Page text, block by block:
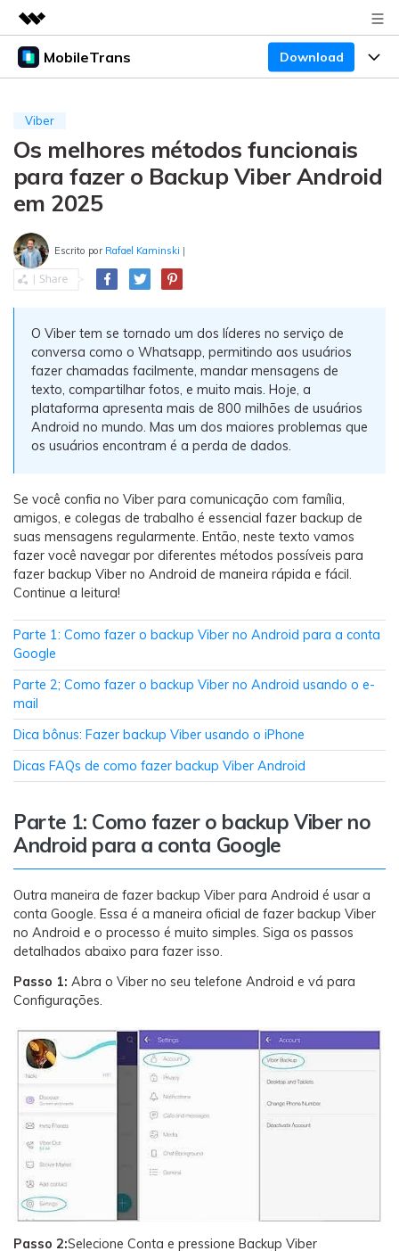
Produtos em destaque
Utilitários
Soluções
Sobre nós
Sala de imprensa
Loja
Suporte
MobileTrans Download
Desktop
Transferência do WhatsApp
Transferência de celular
de celular para outro, celular para computador e
vice-versa.
Backup e restauração
Fazer backup de até 18 tipos de dados e dados do
WhatsApp para o computador. E restaurar
Recuperar visulização única de WhatsApp
Recupere todas as mídias de visulização única do
WhatsApp — fotos, vídeos e mensagens de voz.
App
Mutsapper
Business sem redefinição de fábrica.
MobileTrans App
WhatsApp e arquivos entre dispositivos.
WeLastseen
O WeLastseen mantém seu WhatsApp conectado
e informado.
Preços
Preços para Windows
Preços para empresas
Preços Educacionais
Centro de apoio
Mais suporte
Blogs
Temas em Destaque
Temas em Destaque
Concursos e eventos
Download
Viber
Os melhores métodos funcionais
para fazer o Backup Viber Android
em 2025
Escrito por Rafael Kaminski |
O Viber tem se tornado um dos líderes no serviço de
conversa como o Whatsapp, permitindo aos usuários
fazer chamadas facilmente, mandar mensagens de
texto, compartilhar fotos, e muito mais. Hoje, a
plataforma apresenta mais de 800 milhões de usuários
Android no mundo. Mas um dos maiores problemas que
os usuários encontram é a perda de dados.
Se você confia no Viber para comunicação com família,
amigos, e colegas de trabalho é essencial fazer backup de
suas mensagens regularmente. Então, neste texto vamos
fazer você navegar por diferentes métodos possíveis para
fazer backup Viber no Android de maneira rápida e fácil.
Continue a leitura!
Parte 1: Como fazer o backup Viber no Android para a conta
Google
Parte 2; Como fazer o backup Viber no Android usando o e-
mail
Dica bônus: Fazer backup Viber usando o iPhone
Dicas FAQs de como fazer backup Viber Android
Parte 1: Como fazer o backup Viber no
Android para a conta Google
Outra maneira de fazer backup Viber para Android é usar a
conta Google. Essa é a maneira oficial de fazer backup Viber
no Android e o processo é muito simples. Siga os passos
detalhados abaixo para fazer isso.
Passo 1: Abra o Viber no seu telefone Android e vá para
Configurações.
Passo 2:Selecione Conta e pressione Backup Viber